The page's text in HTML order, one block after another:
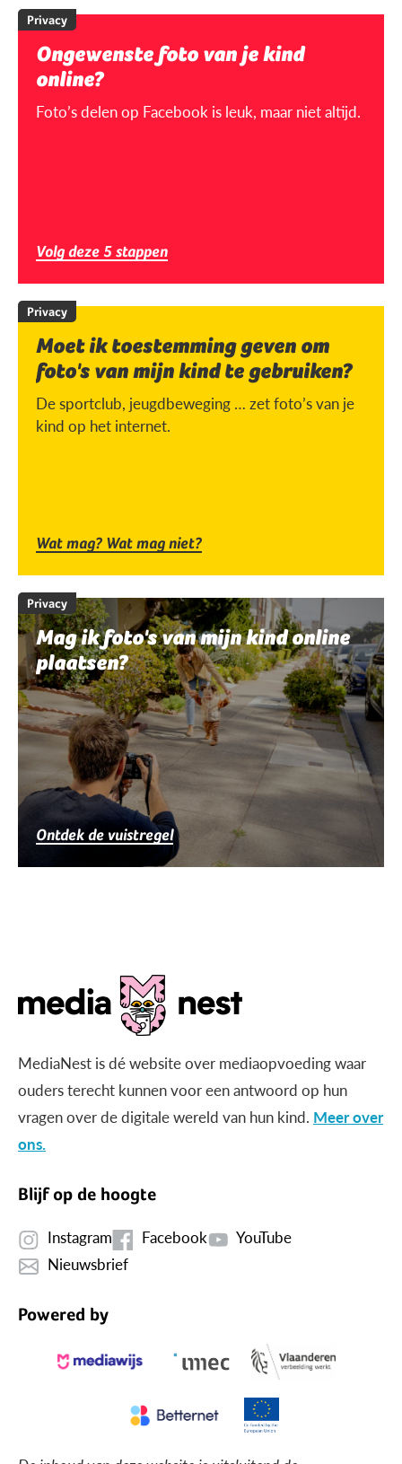
Privacy
Ongewenste foto van je kind
online?
Foto’s delen op Facebook is leuk, maar niet altijd.
Volg deze 5 stappen
Privacy
Moet ik toestemming geven om
foto's van mijn kind te gebruiken?
De sportclub, jeugdbeweging … zet foto’s van je
kind op het internet.
Wat mag? Wat mag niet?
Privacy
Mag ik foto's van mijn kind online
plaatsen?
Ontdek de vuistregel
MediaNest is dé website over mediaopvoeding waar
ouders terecht kunnen voor een antwoord op hun
vragen over de digitale wereld van hun kind. Meer over
ons.
Blijf op de hoogte
Instagram Facebook
YouTube
Nieuwsbrief
Powered by